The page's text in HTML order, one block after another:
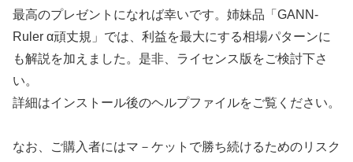
最高のプレゼントになれば幸いです。姉妹品「GANN-
Ruler α頑丈規」では、利益を最大にする相場パターンに
も解説を加えました。是非、ライセンス版をご検討下さ
い。
詳細はインストール後のヘルプファイルをご覧ください。
なお、ご購入者にはマ－ケットで勝ち続けるためのリスク